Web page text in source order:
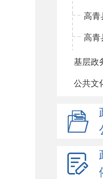
公共文